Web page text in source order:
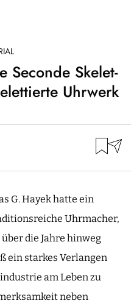
Seconde Skelet-
Uhrwerk
G. Hayek hatte ein
Uhrmacher,
die Jahre hinweg
ein starkes Verlangen
am Leben zu
neben